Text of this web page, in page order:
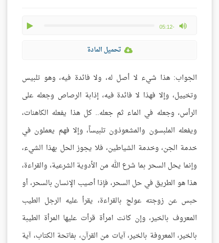
-05:12
max volume
تحميل المادة
الجواب: هذا شيء لا أصل له، ولا فائدة فيه، وهو تلبيس
وتخييل، وإلا فهذا لا فائدة فيه، إذابة الرصاص وجعله على
الرأس، وجعله في الماء ثم جعله.. كل هذا يفعله الكاهنات،
ويفعله الملبسون والمشعوذون تلبيساً، وإلا فهم يعملون في
خدمة الجن، وخدمة الشياطين، فلا يجوز الحل بهذا الشيء،
وإنما يحل السحر بما شرع الله من الأدوية الشرعية، والقراءة،
هذا هو الطريق في حل السحر، فإذا أصيب الإنسان بالسحر، أو
حبس عن زوجته عولج بالقراءة، يقرأ عليه الرجل الطيب
المعروف بالخير، وإن كانت امرأة قرأت عليها المرأة الطيبة
بالخير، المعروفة بالخير، آيات من القرآن، بفاتحة الكتاب، آية